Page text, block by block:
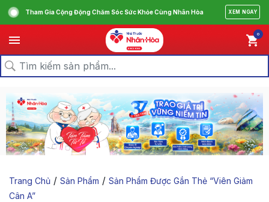
Tham Gia Cộng Động Chăm Sóc Sức Khỏe Cùng Nhân Hòa XEM NGAY
0
Trang Chủ / Sản Phẩm / Sản Phẩm Được Gắn Thẻ “viên Giảm
Cân A”